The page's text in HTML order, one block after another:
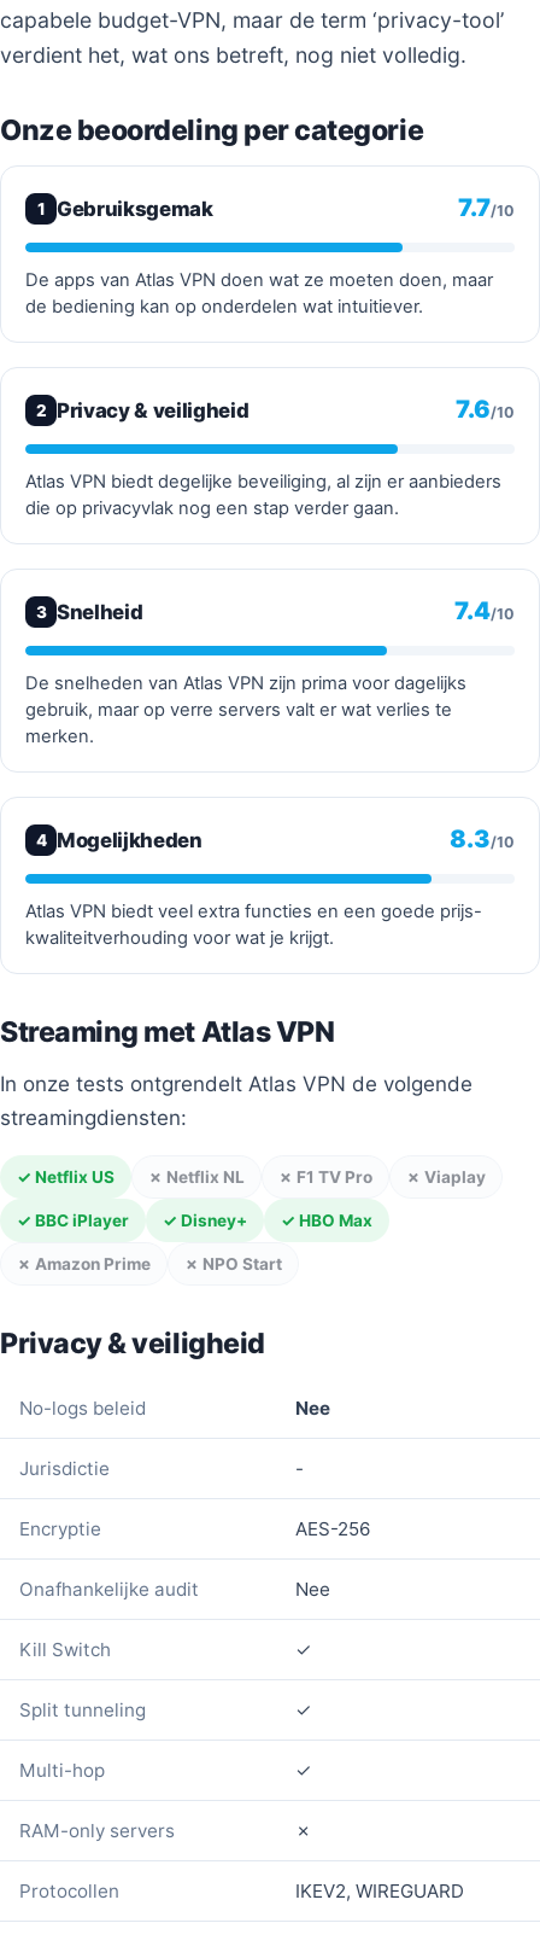
capabele budget-VPN, maar de term ‘privacy-tool’
verdient het, wat ons betreft, nog niet volledig.
Onze beoordeling per categorie
1 Gebruiksgemak 7.7/10
De apps van Atlas VPN doen wat ze moeten doen, maar
de bediening kan op onderdelen wat intuitiever.
2 Privacy & veiligheid 7.6/10
Atlas VPN biedt degelijke beveiliging, al zijn er aanbieders
die op privacyvlak nog een stap verder gaan.
3 Snelheid 7.4/10
De snelheden van Atlas VPN zijn prima voor dagelijks
gebruik, maar op verre servers valt er wat verlies te
merken.
4 Mogelijkheden 8.3/10
Atlas VPN biedt veel extra functies en een goede prijs-
kwaliteitverhouding voor wat je krijgt.
Streaming met Atlas VPN
In onze tests ontgrendelt Atlas VPN de volgende
streamingdiensten:
✓ Netflix US ✗ Netflix NL ✗ F1 TV Pro ✗ Viaplay
✓ BBC iPlayer ✓ Disney+ ✓ HBO Max
✗ Amazon Prime ✗ NPO Start
Privacy & veiligheid
No-logs beleid Nee
Jurisdictie -
Encryptie AES-256
Onafhankelijke audit Nee
Kill Switch ✓
Split tunneling ✓
Multi-hop ✓
RAM-only servers ✗
Protocollen IKEV2, WIREGUARD